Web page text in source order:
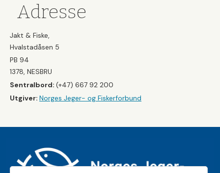
Adresse
Jakt & Fiske,
Hvalstadåsen 5
PB 94
1378, NESBRU
Sentralbord: (+47) 667 92 200
Utgiver: Norges Jeger- og Fiskerforbund